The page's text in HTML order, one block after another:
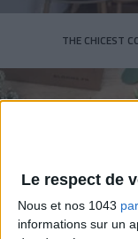
Le respect de
Nous et nos 1043
informations sur un
THE CHICEST